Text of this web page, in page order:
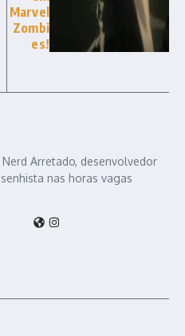
Marvel
Zombi
es!
Arretado, desenvolvedor
nas horas vagas